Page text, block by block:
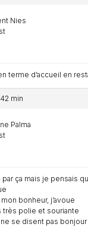
Nies
terme d’accueil en
min
Palma
ça mais je pensais
bonheur, j’avoue
très polie et souriante
se disent pas